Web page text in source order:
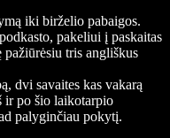
iki birželio pabaigos.
pakeliui į paskaitas
pažiūrėsiu tris angliškus
dvi savaites kas vakarą
ir po šio laikotarpio
palyginčiau pokytį.